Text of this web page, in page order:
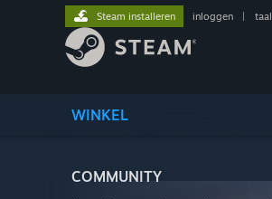
WINKEL
COMMUNITY
Steam installeren inloggen taal